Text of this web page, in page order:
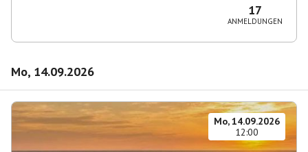
17
ANMELDUNGEN
Mo, 14.09.2026
Mo, 14.09.2026
12:00